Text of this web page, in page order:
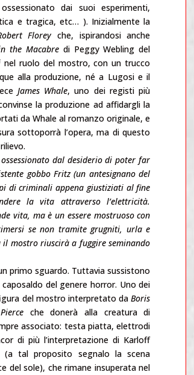
dai suoi esperimenti,
e tragica, etc… ). Inizialmente la
Florey che, ispirandosi anche
the Macabre di Peggy Webling del
nel ruolo del mostro, con un trucco
alla produzione, né a Lugosi e il
James Whale, uno dei registi più
la produzione ad affidargli la
da Whale al romanzo originale, e
sottoporrà l’opera, ma di questo
dal desiderio di poter far
gobbo Fritz (un antesignano del
di criminali appena giustiziati al fine
la vita attraverso l’elettricità.
vita, ma è un essere mostruoso con
se non tramite grugniti, urla e
mostro riuscirà a fuggire seminando
primo sguardo. Tuttavia sussistono
del genere horror. Uno dei
del mostro interpretato daBoris
che donerà alla creatura di
associato: testa piatta, elettrodi
di più l’interpretazione di Karloff
tal proposito segnalo la scena
del sole), che rimane insuperata nel